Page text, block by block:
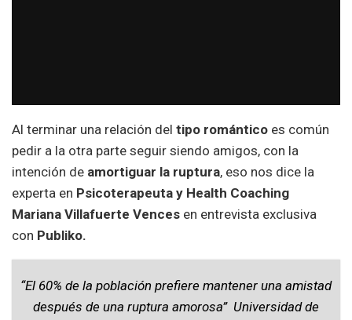
Al terminar una relación del tipo romántico es común
pedir a la otra parte seguir siendo amigos, con la
intención de amortiguar la ruptura, eso nos dice la
experta en Psicoterapeuta y Health Coaching
Mariana Villafuerte Vences en entrevista exclusiva
con Publiko.
“El 60% de la población prefiere mantener una amistad
después de una ruptura amorosa” Universidad de